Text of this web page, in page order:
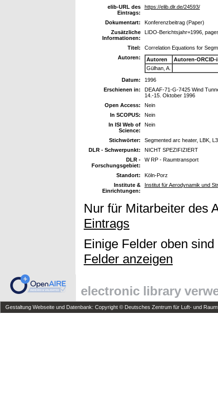
elib-URL des
Eintrags:
https://elib.dlr.de/24593/
Dokumentart:
Konferenzbeitrag (Paper)
Zusätzliche
Informationen:
LIDO-Berichtsjahr=1996,
Titel:
Correlation Equations for
Autoren:
Autoren
Autoren-ORCID-
Gülhan, A.
Datum:
1996
Erschienen in:
DEA AF-71-G-7425 Wind
14.-15. Oktober 1996
Open Access:
Nein
In SCOPUS:
Nein
In ISI Web of
Science:
Nein
Stichwörter:
Segmented arc heater, LBK,
DLR - Schwerpunkt:
NICHT SPEZIFIZIERT
DLR -
Forschungsgebiet:
W RP - Raumtransport
Standort:
Köln-Porz
Institute &
Einrichtungen:
Institut für Aerodynamik und
Nur für Mitarbeiter des
Eintrags
Einige Felder oben
Felder anzeigen
electronic library
Gestaltung Webseite und Datenbank: Copyright © Deutsches Zentrum für Luft- und